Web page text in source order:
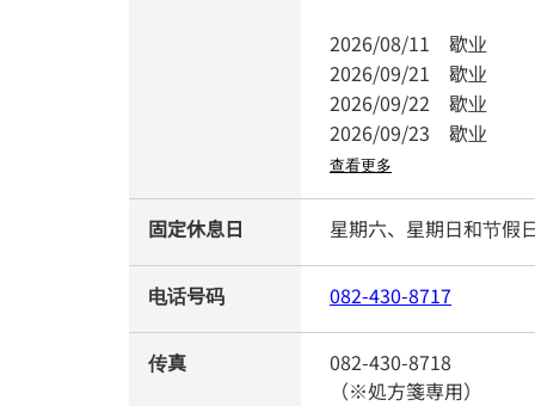
2026/08/11 歇业
2026/09/21 歇业
2026/09/22 歇业
2026/09/23 歇业
查看更多
固定休息日 星期六、星期日和节假
电话号码 082-430-8717
传真
082-430-8718
（※処方箋専用）